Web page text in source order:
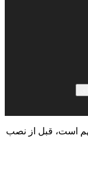
است، قبل از نصب